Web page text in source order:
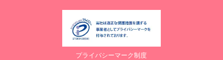
プライバシーマーク制度